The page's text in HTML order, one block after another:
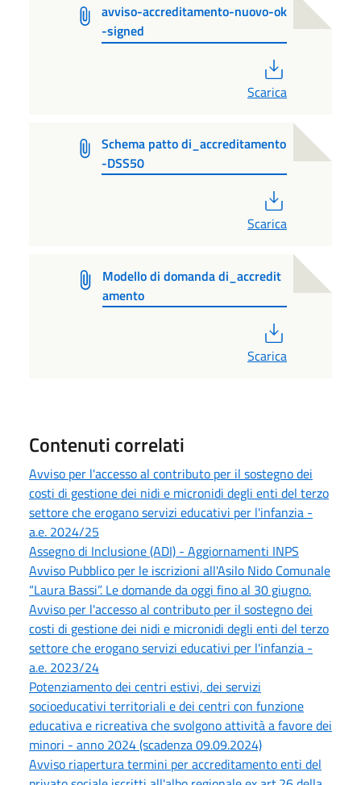
avviso-accreditamento-nuovo-ok
-signed
Scarica
Schema patto di_accreditamento
-DSS50
Scarica
Modello di domanda di_accredit
amento
Scarica
Contenuti correlati
Avviso per l'accesso al contributo per il sostegno dei
costi di gestione dei nidi e micronidi degli enti del terzo
settore che erogano servizi educativi per l'infanzia -
a.e. 2024/25
Assegno di Inclusione (ADI) - Aggiornamenti INPS
Avviso Pubblico per le iscrizioni all'Asilo Nido Comunale
“Laura Bassi”. Le domande da oggi fino al 30 giugno.
Avviso per l'accesso al contributo per il sostegno dei
costi di gestione dei nidi e micronidi degli enti del terzo
settore che erogano servizi educativi per l'infanzia -
a.e. 2023/24
Potenziamento dei centri estivi, dei servizi
socioeducativi territoriali e dei centri con funzione
educativa e ricreativa che svolgono attività a favore dei
minori - anno 2024 (scadenza 09.09.2024)
Avviso riapertura termini per accreditamento enti del